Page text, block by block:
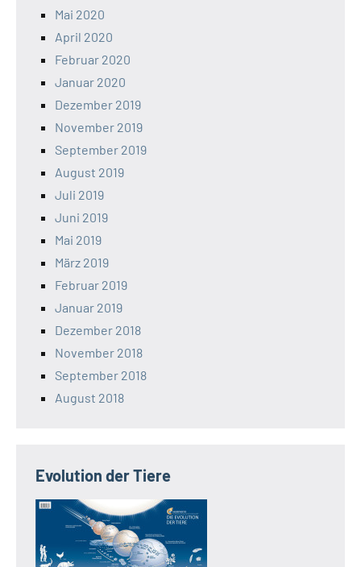
Mai 2020
April 2020
Februar 2020
Januar 2020
Dezember 2019
November 2019
September 2019
August 2019
Juli 2019
Juni 2019
Mai 2019
März 2019
Februar 2019
Januar 2019
Dezember 2018
November 2018
September 2018
August 2018
Evolution der Tiere